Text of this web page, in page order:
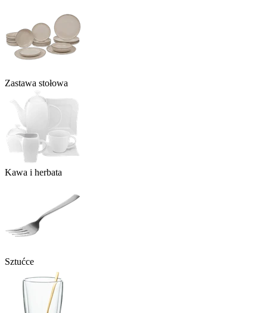
Zastawa stołowa
Kawa i herbata
Sztućce